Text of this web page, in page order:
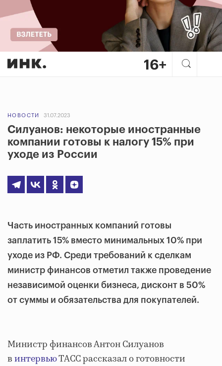
НОВОСТИ 31.07.2023
Силуанов: некоторые иностранные
компании готовы к налогу 15% при
уходе из России
Часть иностранных компаний готовы
заплатить 15% вместо минимальных 10% при
уходе из РФ. Среди требований к сделкам
министр финансов отметил также проведение
независимой оценки бизнеса, дисконт в 50%
от суммы и обязательства для покупателей.
Министр финансов Антон Силуанов
винтервьюТАСС рассказал о готовности